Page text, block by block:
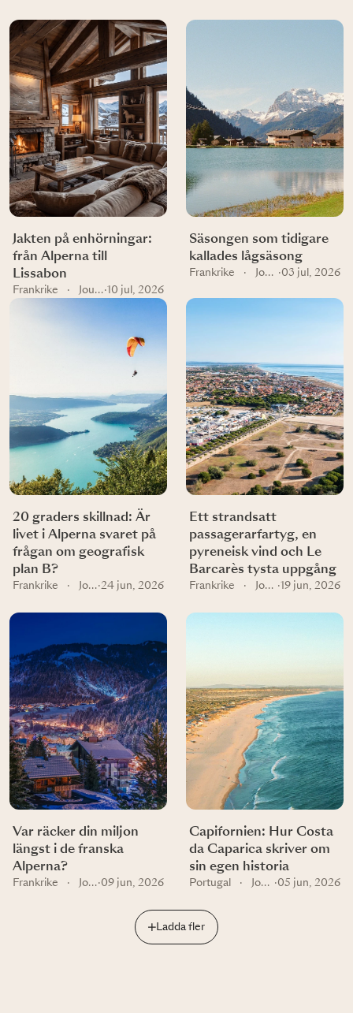
Jakten på enhörningar:
från Alperna till
Lissabon
Frankrike · Journal · 10 jul, 2026
Säsongen som tidigare
kallades lågsäsong
Frankrike · Journal ·03 jul, 2026
20 graders skillnad: Är
livet i Alperna svaret på
frågan om geografisk
plan B?
Frankrike · Journal ·24 jun, 2026
Ett strandsatt
passagerarfartyg, en
pyreneisk vind och Le
Barcarès tysta uppgång
Frankrike · Journal · 19 jun, 2026
Var räcker din miljon
längst i de franska
Alperna?
Frankrike · Journal ·09 jun, 2026
Capifornien: Hur Costa
da Caparica skriver om
sin egen historia
Portugal · Journal ·05 jun, 2026
Ladda fler